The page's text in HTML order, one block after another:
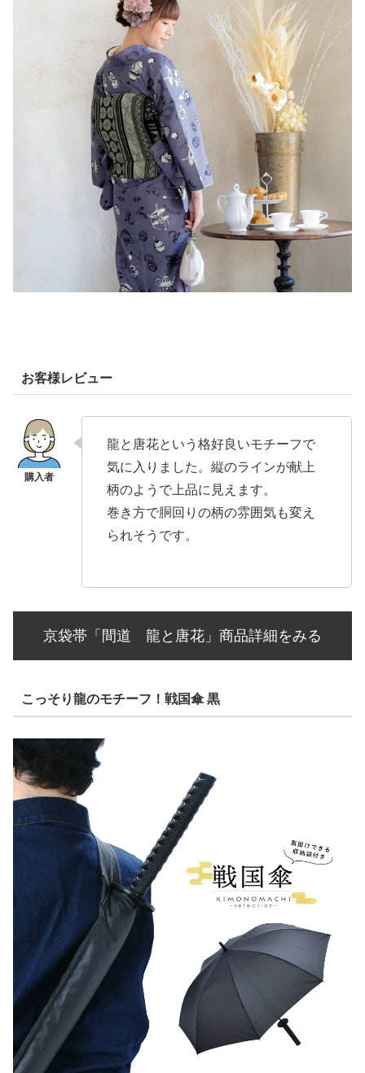
お客様レビュー
龍と唐花という格好良いモチーフで
気に入りました。縦のラインが献上
柄のようで上品に見えます。
巻き方で胴回りの柄の雰囲気も変え
られそうです。
京袋帯「間道 龍と唐花」商品詳細をみる
こっそり龍のモチーフ！戦国傘 黒